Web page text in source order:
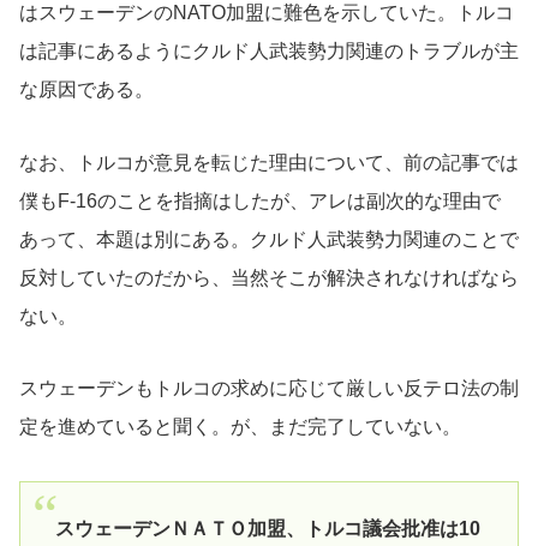
はスウェーデンのNATO加盟に難色を示していた。トルコ
は記事にあるようにクルド人武装勢力関連のトラブルが主
な原因である。
なお、トルコが意見を転じた理由について、前の記事では
僕もF-16のことを指摘はしたが、アレは副次的な理由で
あって、本題は別にある。クルド人武装勢力関連のことで
反対していたのだから、当然そこが解決されなければなら
ない。
スウェーデンもトルコの求めに応じて厳しい反テロ法の制
定を進めていると聞く。が、まだ完了していない。
スウェーデンＮＡＴＯ加盟、トルコ議会批准は10